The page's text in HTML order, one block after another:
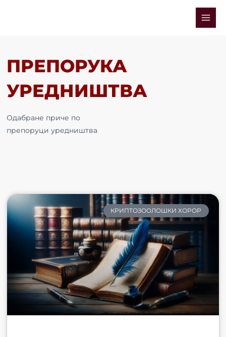
Main
ПРЕПОРУКА
УРЕДНИШТВА
Одабране приче по
препоруци уредништва
КРИПТОЗООЛОШКИ ХОРОР